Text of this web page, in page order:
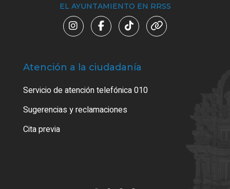
EL AYUNTAMIENTO EN RRSS
Atención a la ciudadanía
Servicio de atención telefónica 010
Sugerencias y reclamaciones
Cita previa